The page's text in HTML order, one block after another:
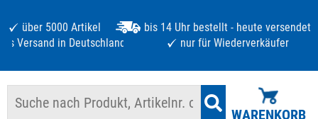
über 5000 Artikel
bis 14 Uhr bestellt - heute versendet
Versand in Deutschland ab 125 €
nur für Wiederverkäufer
WARENKORB